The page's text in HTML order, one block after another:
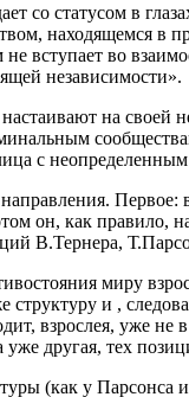
со статусом в
находящемся
вступает во
независимости».
на своей
с
он, как правило,
В.Тернера,
миру
и ,
взрослея, уже не
другая, тех
(как у Парсонса